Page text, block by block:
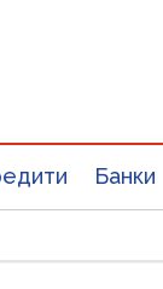
Банки